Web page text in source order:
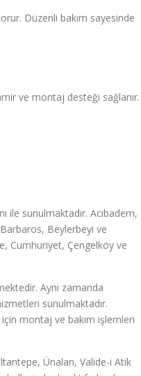
Düzenli bakım sayesinde
ve montaj desteği sağlanır.
ile sunulmaktadır. Acıbadem,
Beylerbeyi ve
Cumhuriyet, Çengelköy ve
Aynı zamanda
sunulmaktadır.
montaj ve bakım işlemleri
Ünalan, Valide-i Atik